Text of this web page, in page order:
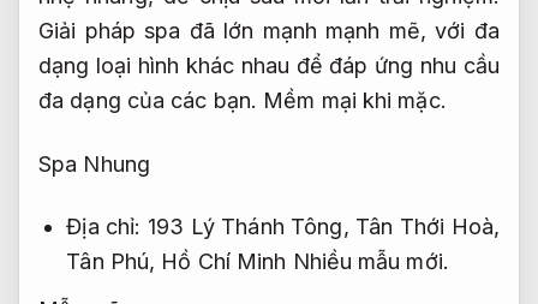
Giải pháp spa đã lớn mạnh mạnh mẽ, với đa
dạng loại hình khác nhau để đáp ứng nhu cầu
đa dạng của các bạn. Mềm mại khi mặc.
Spa Nhung
Địa chỉ: 193 Lý Thánh Tông, Tân Thới Hoà,
Tân Phú, Hồ Chí Minh Nhiều mẫu mới.